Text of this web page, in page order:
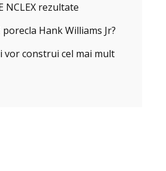
NCLEX rezultate
Hank Williams Jr?
vor construi cel mai mult